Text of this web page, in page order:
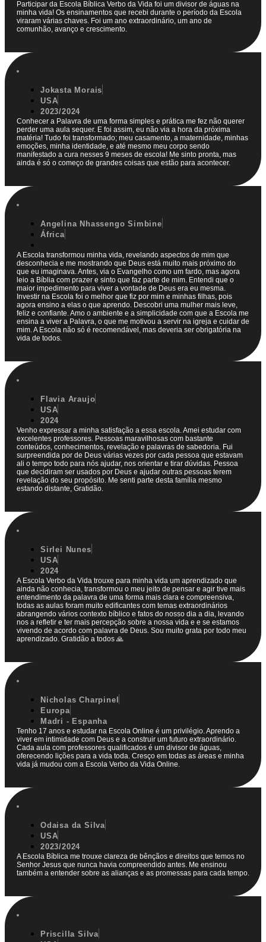
Participar da Escola Bíblica Verbo da Vida foi um divisor de águas na
minha vida! Os ensinamentos que recebi durante o período da Escola
viraram várias chaves. Foi um ano extraordinário, um ano de
comunhão, avanço e crescimento.
Jokasta Morais
USA
2023/2024
Conhecer a Palavra de uma forma simples e prática me fez não querer
perder uma aula sequer. E foi assim, eu não via a hora da próxima
matéria! Tudo foi transformado; meu casamento, a maternidade, minhas
emoções, minha identidade, e até mesmo meu corpo sendo
manifestado a cura nesses 9 meses de escola! Me sinto pronta, mas
ainda é só o começo de grandes coisas que estão para acontecer.
Angelina Nhassengo Simbine
África
A Escola transformou minha vida, revelando aspectos de mim que
desconhecia e me mostrando que Deus está muito mais próximo do
que eu imaginava. Antes, via o Evangelho como um fardo, mas agora
leio a Bíblia com prazer e sinto que faz parte de mim. Entendi que o
maior impedimento para viver a vontade de Deus era eu mesma.
Investir na Escola foi o melhor que fiz por mim e minhas filhas, pois
agora ensino a elas o que aprendo. Descobri uma mulher mais leve,
feliz e confiante. Amo o ambiente e a simplicidade com que a Escola me
ensina a viver a Palavra, o que me motivou a servir na igreja e cuidar de
mim. A Escola não só é recomendável, mas deveria ser obrigatória na
vida de todos.
Flavia Araujo
USA
2024
Venho expressar a minha satisfação a essa escola. Amei estudar com
excelentes professores. Pessoas maravilhosas com bastante
conteúdos, conhecimentos, revelação e palavras de sabedoria. Fui
surpreendida por de Deus várias vezes por cada pessoa que estavam
ali o tempo todo para nós ajudar, nos orientar e tirar dúvidas. Pessoa
que decidiram ser usados por Deus e ajudar outras pessoas terem
revelação do seu propósito. Me senti parte desta família mesmo
estando distante, Gratidão.
Sirlei Nunes
USA
2024
A Escola Verbo da Vida trouxe para minha vida um aprendizado que
ainda não conhecia, transformou o meu jeito de pensar e agir tive mais
entendimento da palavra de uma forma mais clara e compreensiva,
todas as aulas foram muito edificantes com temas extraordinários
abrangendo vários contexto bíblico e fatos do nosso dia a dia, levando
nos a refletir e ter mais percepção sobre a nossa vida e e se estamos
vivendo de acordo com palavra de Deus. Sou muito grata por todo meu
aprendizado. Gratidão a todos 🙏
Nicholas Charpinel
Europa
Madri - Espanha
Tenho 17 anos e estudar na Escola Online é um privilégio. Aprendo a
viver em intimidade com Deus e a construir um futuro extraordinário.
Cada aula com professores qualificados é um divisor de águas,
oferecendo lições para a vida toda. Cresço em todas as áreas e minha
vida já mudou com a Escola Verbo da Vida Online.
Odaisa da Silva
USA
2023/2024
A Escola Bíblica me trouxe clareza de bênçãos e direitos que temos no
Senhor Jesus que nunca havia compreendido antes. Me ensinou
também a entender sobre as alianças e as promessas para cada tempo.
Priscilla Silva